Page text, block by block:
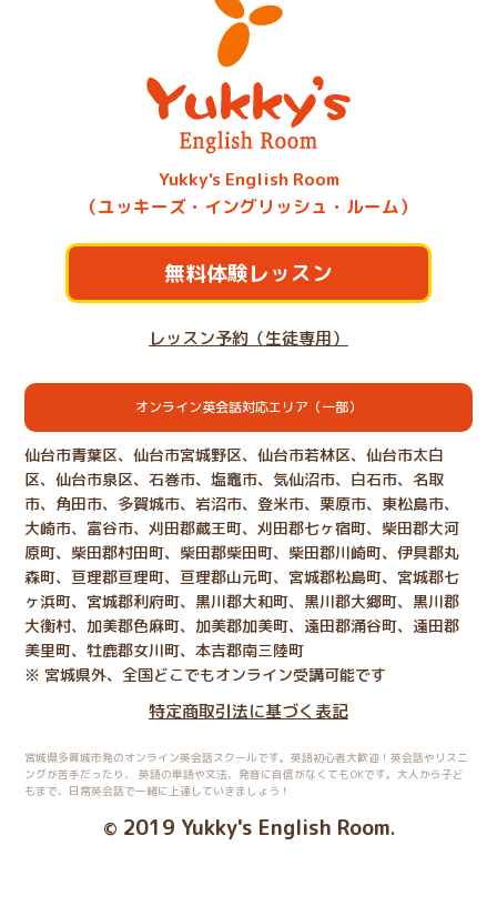
Yukky's English Room
（ユッキーズ・イングリッシュ・ルーム）
無料体験レッスン
レッスン予約（生徒専用）
オンライン英会話対応エリア（一部）
仙台市青葉区、仙台市宮城野区、仙台市若林区、仙台市太白
区、仙台市泉区、石巻市、塩竈市、気仙沼市、白石市、名取
市、角田市、多賀城市、岩沼市、登米市、栗原市、東松島市、
大崎市、富谷市、刈田郡蔵王町、刈田郡七ヶ宿町、柴田郡大河
原町、柴田郡村田町、柴田郡柴田町、柴田郡川崎町、伊具郡丸
森町、亘理郡亘理町、亘理郡山元町、宮城郡松島町、宮城郡七
ヶ浜町、宮城郡利府町、黒川郡大和町、黒川郡大郷町、黒川郡
大衡村、加美郡色麻町、加美郡加美町、遠田郡涌谷町、遠田郡
美里町、牡鹿郡女川町、本吉郡南三陸町
※ 宮城県外、全国どこでもオンライン受講可能です
特定商取引法に基づく表記
宮城県多賀城市発のオンライン英会話スクールです。英語初心者大歓迎！英会話やリスニ
ングが苦手だったり、
英語の単語や文法、発音に自信がなくてもOKです。大人から子ど
もまで、日常英会話で一緒に上達していきましょう！
© 2019 Yukky's English Room.